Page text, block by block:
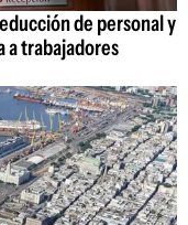
de personal y
a trabajadores